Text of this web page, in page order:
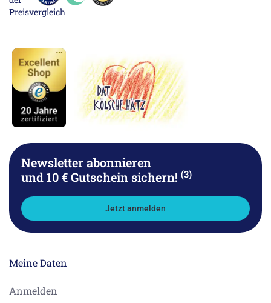
Newsletter abonnieren
und 10 € Gutschein sichern! (3)
Jetzt anmelden
Meine Daten
Anmelden